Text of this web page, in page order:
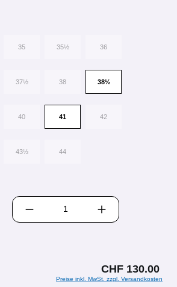
35 35½ 36
37½ 38 38½
40 41 42
43½ 44
PRODUKT ANZAHL: GIB DEN
CHF 130.00
Preise inkl. MwSt. zzgl. Versandkosten